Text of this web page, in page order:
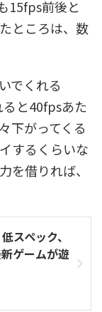
15fps前後と
ところは、数
でくれる
と40fpsあた
下がってくる
するくらいな
を借りれば、
スペック、
ゲームが遊